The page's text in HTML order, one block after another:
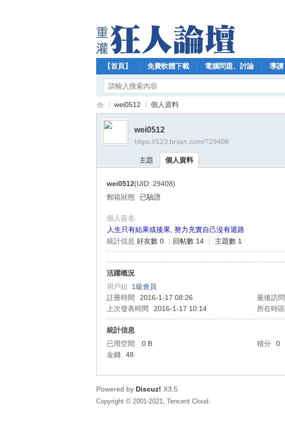
【首頁】 免費軟體下載 電腦問題、討論 導讀
›
wei0512
›
個人資料
wei0512
https://123.briian.com/?29408
主題 個人資料
wei0512(UID: 29408)
郵箱狀態
已驗證
個人簽名
人生只有結果或後果, 努力充實自己沒有退路
統計信息 好友數 0 | 回帖數 14 | 主題數 1
活躍概況
用戶組 1級會員
註冊時間
2016-1-17 08:26 最後訪問
上次發表時間
2016-1-17 10:14 所在時區
統計信息
已用空間
0 B 積分 0
金錢
48
Powered by Discuz! X3.5
Copyright © 2001-2021, Tencent Cloud.